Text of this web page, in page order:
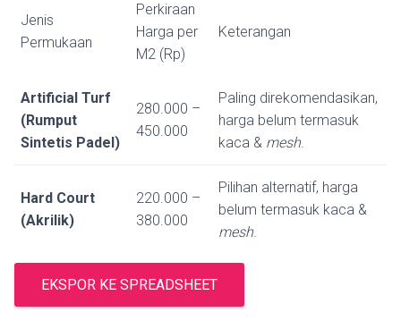
Jenis
Permukaan
Perkiraan
Harga per
M2 (Rp)
Keterangan
Artificial Turf
(Rumput
Sintetis Padel)
280.000 –
450.000
Paling direkomendasikan,
harga belum termasuk
kaca & mesh.
Hard Court
(Akrilik)
220.000 –
380.000
Pilihan alternatif, harga
belum termasuk kaca &
mesh.
EKSPOR KE SPREADSHEET